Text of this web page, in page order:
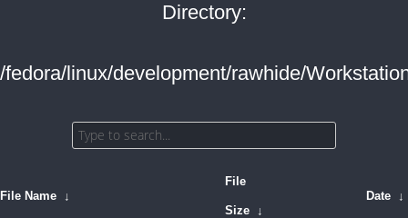
Directory:
/fedora/linux/development/rawhide/
File Name ↓
File
Size ↓
Date ↓